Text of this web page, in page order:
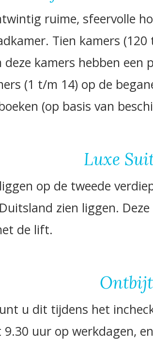
ruime, sfeervolle
Tien kamers
kamers hebben
(1 t/m 14) op de
(op basis van
Luxe
op de tweede
zien liggen.
de lift.
Ontbijt
u dit tijdens het
uur op werkdagen,